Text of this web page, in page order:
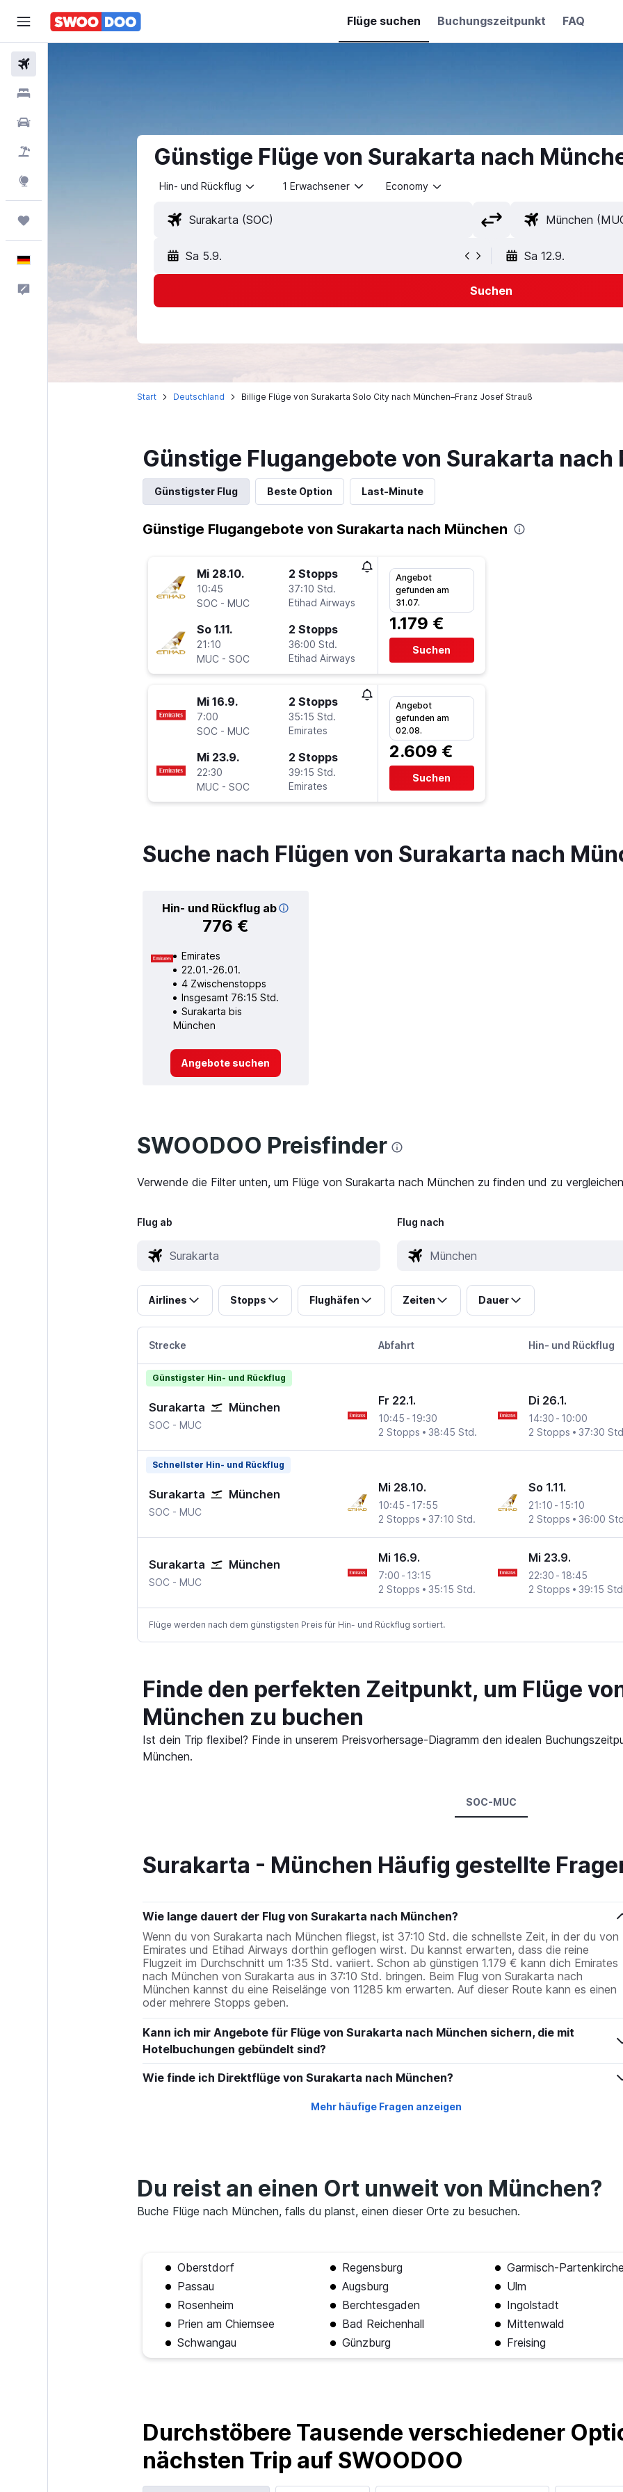
Flüge suchen Buchungszeitpunkt FAQ
Günstige Flüge von Surakarta nach
Hin- und Rückflug 1 Erwachsener Economy
Sa 5.9. Sa 12.9.
Suchen
Start Deutschland Billige Flüge von Surakarta Solo City nach München–Franz Josef Strauß
Günstige Flugangebote von Surakarta nach
Günstigster Flug Beste Option Last-Minute
Günstige Flugangebote von Surakarta nach München
Mi 28.10.
10:45
SOC - MUC
2 Stopps
37:10 Std.
Etihad Airways
So 1.11.
21:10
MUC - SOC
2 Stopps
36:00 Std.
Etihad Airways
Angebot
gefunden am
31.07.
1.179 €
Suchen
Mi 16.9.
7:00
SOC - MUC
2 Stopps
35:15 Std.
Emirates
Mi 23.9.
22:30
MUC - SOC
2 Stopps
39:15 Std.
Emirates
Angebot
gefunden am
02.08.
2.609 €
Suchen
Suche nach Flügen von Surakarta nach
Hin- und Rückflug ab
776 €
Emirates
22.01.-26.01.
4 Zwischenstopps
Insgesamt 76:15 Std.
Surakarta bis
München
Angebote suchen
SWOODOO Preisfinder
Verwende die Filter unten, um Flüge von Surakarta nach München zu finden und zu
Flug ab Flug nach
Airlines Stopps Flughäfen Zeiten Dauer
Strecke Abfahrt Hin- und Rückflug
Günstigster Hin- und Rückflug
Surakarta München
SOC Surakarta Solo City
- MUC
Fr 22.1.
10:45 - 19:30
2 Stopps
38:45 Std.
Di 26.1.
14:30 - 10:00
2 Stopps
37:30
Schnellster Hin- und Rückflug
Surakarta München
SOC Surakarta Solo City
- MUC
Mi 28.10.
10:45 - 17:55
2 Stopps
37:10 Std.
So 1.11.
21:10 - 15:10
2 Stopps
36:00
Surakarta München
SOC Surakarta Solo City
- MUC
Mi 16.9.
7:00 - 13:15
2 Stopps
35:15 Std.
Mi 23.9.
22:30 - 18:45
2 Stopps
39:15
Flüge werden nach dem günstigsten Preis für Hin- und Rückflug sortiert.
Finde den perfekten Zeitpunkt, um Flüge
München zu buchen
Ist dein Trip flexibel? Finde in unserem Preisvorhersage-Diagramm den idealen
München.
SOC-MUC
Surakarta - München Häufig gestellte
Wie lange dauert der Flug von Surakarta nach München?
Wenn du von Surakarta nach München fliegst, ist 37:10 Std. die schnellste Zeit, in der du von
Emirates und Etihad Airways dorthin geflogen wirst. Du kannst erwarten, dass die reine
Flugzeit im Durchschnitt um 1:35 Std. variiert. Schon ab günstigen 1.179 € kann dich Emirates
nach München von Surakarta aus in 37:10 Std. bringen. Beim Flug von Surakarta nach
München kannst du eine Reiselänge von 11285 km erwarten. Auf dieser Route kann es einen
oder mehrere Stopps geben.
Kann ich mir Angebote für Flüge von Surakarta nach München sichern, die mit
Hotelbuchungen gebündelt sind?
Wie finde ich Direktflüge von Surakarta nach München?
Mehr häufige Fragen anzeigen
Du reist an einen Ort unweit von München?
Buche Flüge nach München, falls du planst, einen dieser Orte zu besuchen.
Oberstdorf Regensburg Garmisch-
Passau
Augsburg Ulm
Rosenheim
Berchtesgaden Ingolstadt
Prien am Chiemsee
Bad Reichenhall Mittenwald
Schwangau
Günzburg Freising
Durchstöbere Tausende verschiedener
nächsten Trip auf SWOODOO